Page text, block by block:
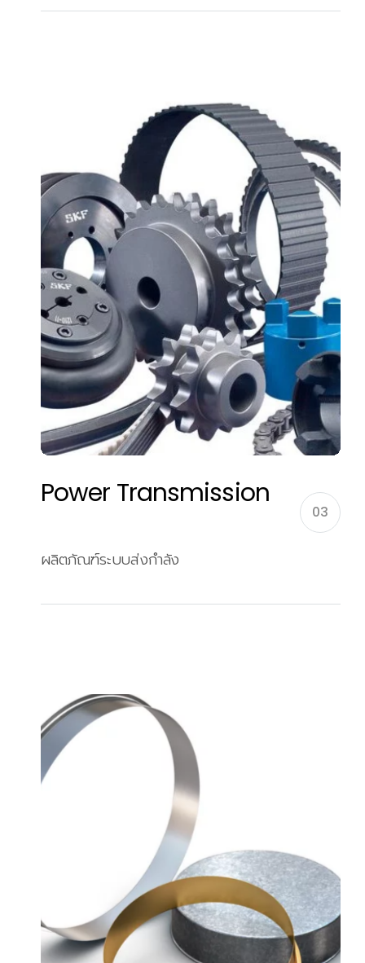
Power Transmission
03
ผลิตภัณฑ์ระบบส่งกำลัง